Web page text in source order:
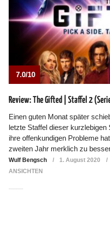
7.0/10
Review: The Gifted | Staffel 2
Einen guten Monat später
letzte Staffel dieser
ihre offenkundigen Probleme
zweiten Jahr merklich zu
Wulf Bengsch 1. August 2020
ANSICHTEN